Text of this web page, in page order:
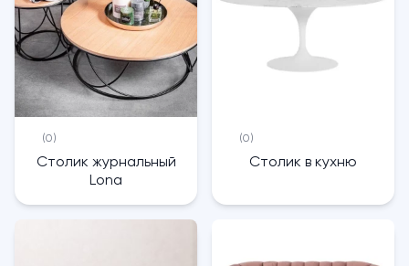
(0)
Столик журнальный
Lona
(0)
Столик в кухню